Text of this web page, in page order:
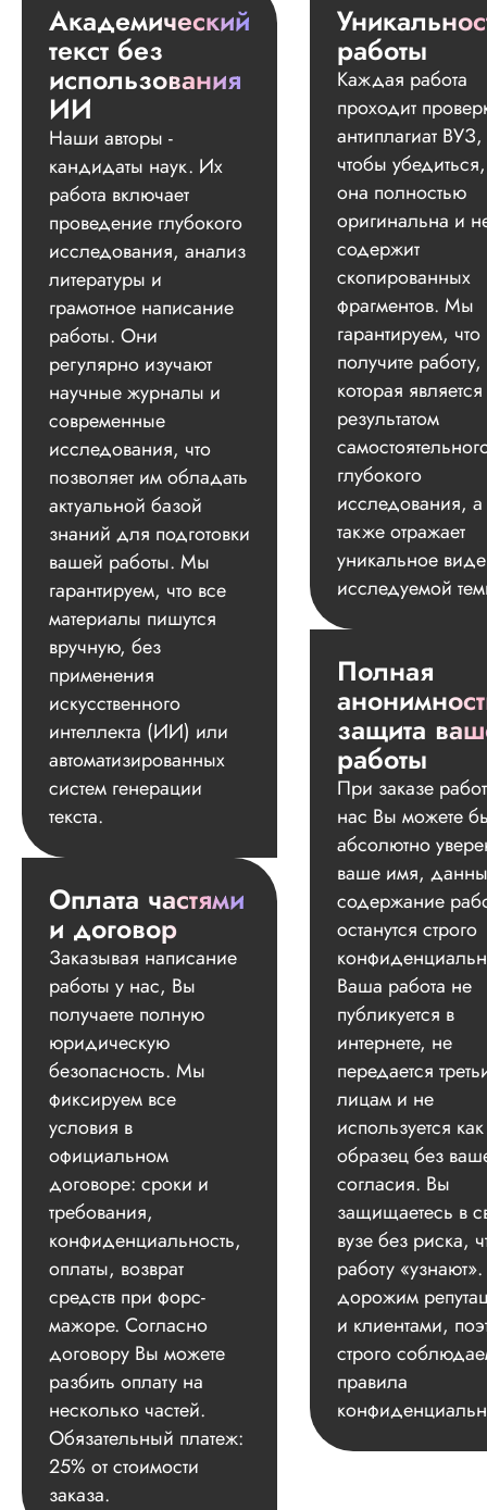
Академический
текст без
использования
ИИ
Наши авторы -
кандидаты наук. Их
работа включает
проведение глубокого
исследования, анализ
литературы и
грамотное написание
работы. Они
регулярно изучают
научные журналы и
современные
исследования, что
позволяет им обладать
актуальной базой
знаний для подготовки
вашей работы. Мы
гарантируем, что все
материалы пишутся
вручную, без
применения
искусственного
интеллекта (ИИ) или
автоматизированных
систем генерации
текста.
Оплата частями
и договор
Заказывая написание
работы у нас, Вы
получаете полную
юридическую
безопасность. Мы
фиксируем все
условия в
официальном
договоре: сроки и
требования,
конфиденциальность,
оплаты, возврат
средств при форс-
мажоре. Согласно
договору Вы можете
разбить оплату на
несколько частей.
Обязательный платеж:
25% от стоимости
заказа.
работы
Каждая работа
проходит
антиплагиат ВУЗ,
чтобы
она полностью
оригинальна и
содержит
скопированных
фрагментов. Мы
гарантируем,
получите работу,
которая является
результатом
глубокого
исследования, а
также отражает
уникальное
исследуемой
Полная
защита
работы
При заказе
нас Вы можете
абсолютно
ваше имя,
содержание
останутся строго
Ваша работа не
публикуется в
интернете, не
передается
лицам и не
используется как
образец без
согласия. Вы
защищаетесь в
вузе без риска,
работу
дорожим
и клиентами,
строго
правила